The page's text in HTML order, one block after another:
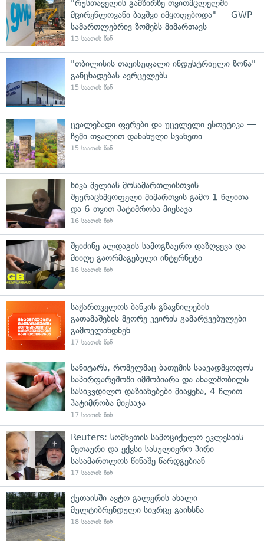
"რუსთაველის გამზირზე თვითმცლელში
მცირეწლოვანი ბავშვი იმყოფებოდა" — GWP
სამართლებრივ ზომებს მიმართავს
13 საათის წინ
"თბილისის თავისუფალი ინდუსტრიული ზონა"
განცხადებას ავრცელებს
15 საათის წინ
ცვალებადი ფერები და უცვლელი ესთეტიკა —
ჩემი თვალით დანახული სვანეთი
15 საათის წინ
ნიკა მელიას მოსამართლისთვის
შეურაცხმყოფელი მიმართვის გამო 1 წლითა
და 6 თვით პატიმრობა მიესაჯა
16 საათის წინ
შეიძინე ალდაგის სამოგზაურო დაზღვევა და
მიიღე გაორმაგებული ინტერნეტი
16 საათის წინ
საქართველოს ბანკის გზავნილების
გათამაშების მეორე კვირის გამარჯვებულები
გამოვლინდნენ
17 საათის წინ
სანიტარს, რომელმაც ბათუმის საავადმყოფოს
საპირფარეშოში იმშობიარა და ახალშობილს
სასიკვდილო დაზიანებები მიაყენა, 4 წლით
პატიმრობა მიესაჯა
17 საათის წინ
Reuters: სომხეთის სამოციქულო ეკლესიის
მეთაური და ექვსი სასულიერო პირი
სასამართლოს წინაშე წარდგებიან
17 საათის წინ
ქუთაისში ავტო გალერის ახალი
მულტიბრენდული სივრცე გაიხსნა
18 საათის წინ